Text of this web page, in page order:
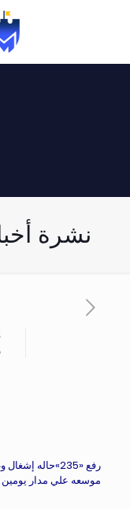
نشرة أخبار
موسعه علي مدار يومين